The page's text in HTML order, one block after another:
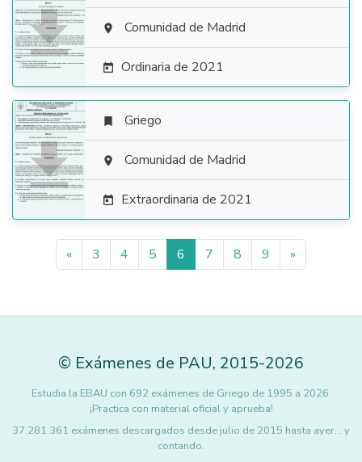
  Comunidad de Madrid
 Ordinaria de 2021

 Griego
 Comunidad de Madrid
 Extraordinaria de 2021
« 3 4 5 6 7 8 9 »
© Exámenes de PAU, 2015-2026
Estudia la EBAU con 692 exámenes de Griego de 1995 a 2026.
¡Practica con material oficial y aprueba!
37.281.361 exámenes descargados desde julio de 2015 hasta ayer... y
contando.